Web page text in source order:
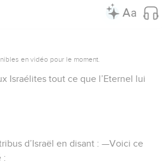
en vidéo pour le moment.
Israélites tout ce que l’Eternel lui
d’Israël en disant : —Voici ce
: